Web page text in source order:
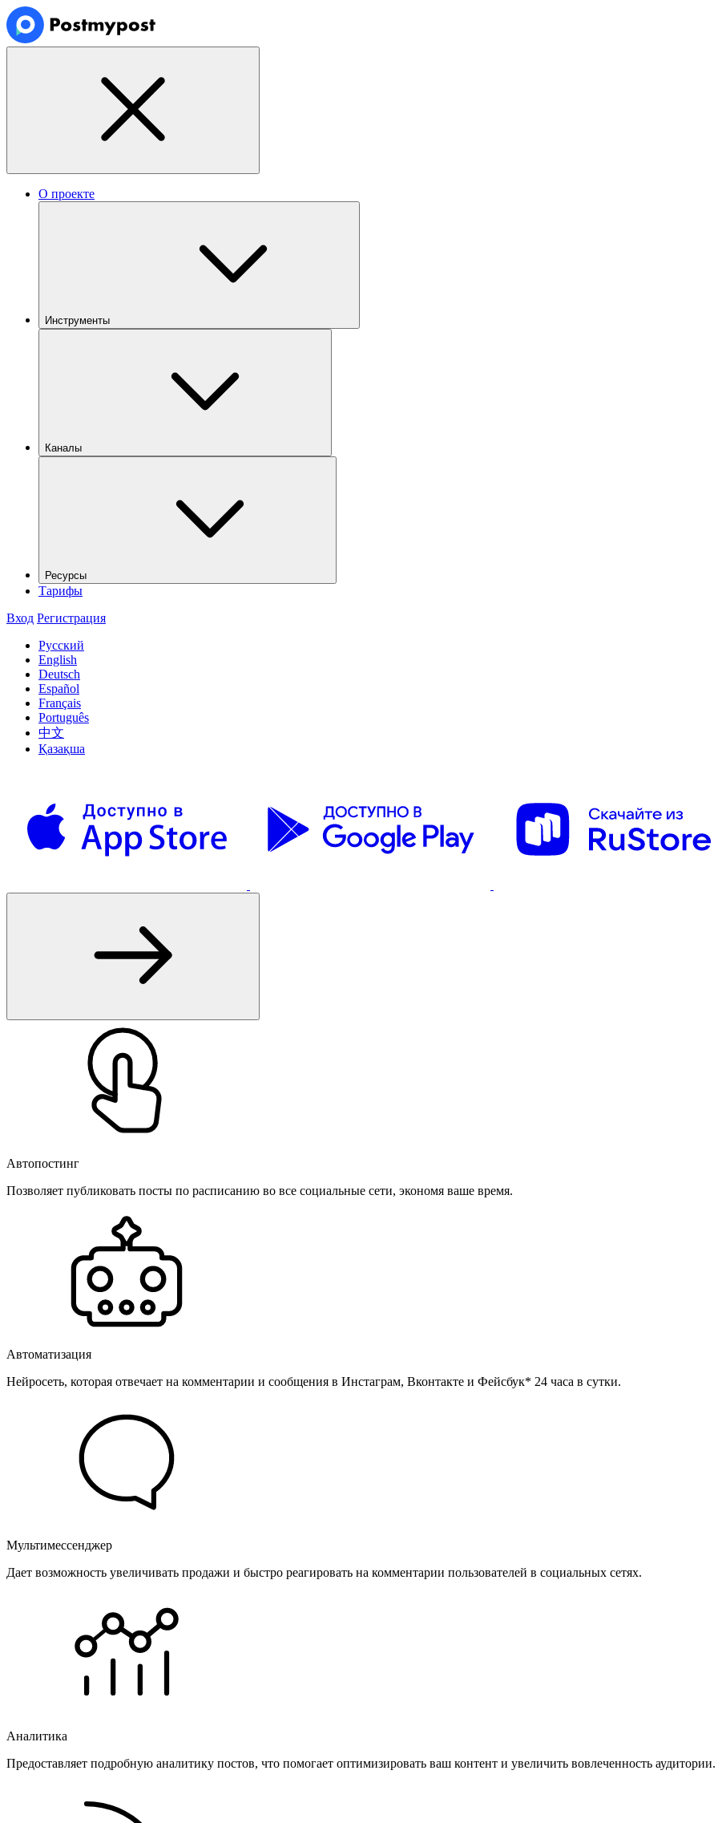
О проекте
Инструменты
Каналы
Ресурсы
Тарифы
Вход Регистрация
Русский
English
Deutsch
Español
Français
Português
中文
Қазақша
Автопостинг
Позволяет публиковать посты по расписанию во все социальные сети, экономя ваше время.
Автоматизация
Нейросеть, которая отвечает на комментарии и сообщения в Инстаграм, Вконтакте и Фейсбук* 24 часа в сутки.
Мультимессенджер
Дает возможность увеличивать продажи и быстро реагировать на комментарии пользователей в социальных сетях.
Аналитика
Предоставляет подробную аналитику постов, что помогает оптимизировать ваш контент и увеличить вовлеченность аудитории.